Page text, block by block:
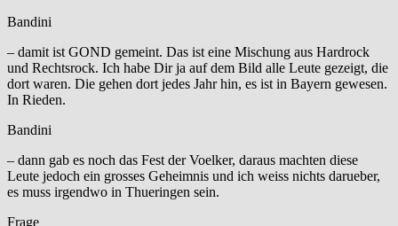
Bandini
– damit ist GOND gemeint. Das ist eine Mischung aus Hardrock
und Rechtsrock. Ich habe Dir ja auf dem Bild alle Leute gezeigt, die
dort waren. Die gehen dort jedes Jahr hin, es ist in Bayern gewesen.
In Rieden.
Bandini
– dann gab es noch das Fest der Voelker, daraus machten diese
Leute jedoch ein grosses Geheimnis und ich weiss nichts darueber,
es muss irgendwo in Thueringen sein.
Frage